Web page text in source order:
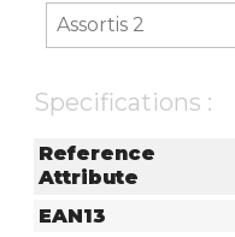
Specifications :
Reference
Attribute
EAN13